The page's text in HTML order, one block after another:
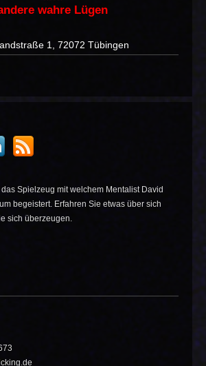
wahre Lügen
1, 72072 Tübingen
das Spielzeug mit welchem Mentalist David
begeistert. Erfahren Sie etwas über sich
sich überzeugen.